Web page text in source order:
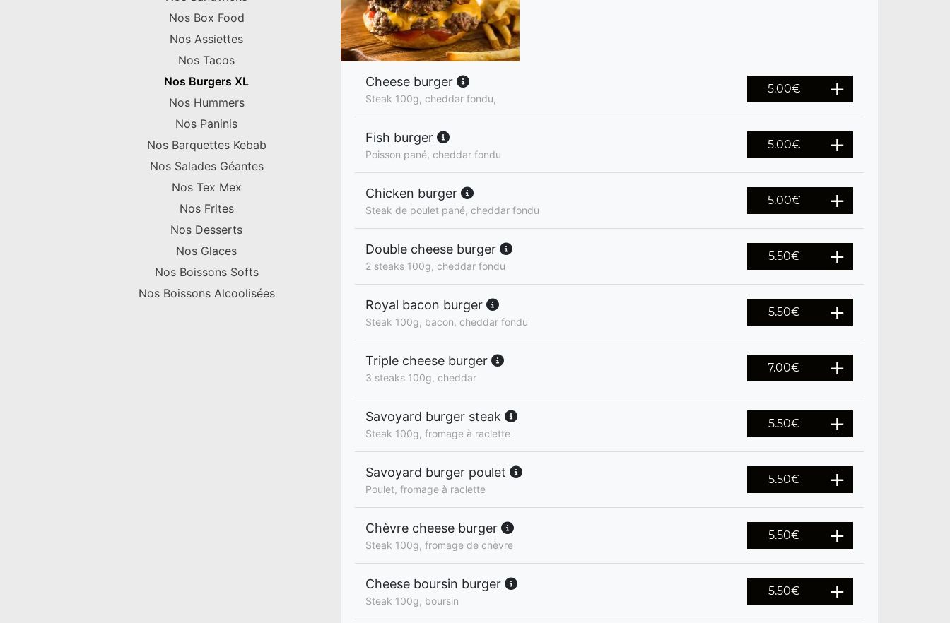
Nos Box Food
Nos Assiettes
Nos Tacos
Nos Burgers XL
Nos Hummers
Nos Paninis
Nos Barquettes Kebab
Nos Salades Géantes
Nos Tex Mex
Nos Frites
Nos Desserts
Nos Glaces
Nos Boissons Softs
Nos Boissons Alcoolisées
Cheese burger
Steak 100g, cheddar fondu,
5.00€
Fish burger
Poisson pané, cheddar fondu
5.00€
Chicken burger
Steak de poulet pané, cheddar fondu
5.00€
Double cheese burger
2 steaks 100g, cheddar fondu
5.50€
Royal bacon burger
Steak 100g, bacon, cheddar fondu
5.50€
Triple cheese burger
3 steaks 100g, cheddar
7.00€
Savoyard burger steak
Steak 100g, fromage à raclette
5.50€
Savoyard burger poulet
Poulet, fromage à raclette
5.50€
Chèvre cheese burger
Steak 100g, fromage de chèvre
5.50€
Cheese boursin burger
Steak 100g, boursin
5.50€